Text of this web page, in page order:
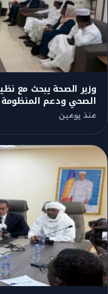
وزير الصحة يبحث مع
الصحي ودعم
منذ يومين